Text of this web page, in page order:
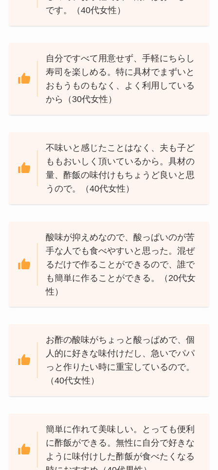
です。（40代女性）
自分ですべて用意せず、手軽にちらし
寿司を楽しめる。特に具材でまずいと
おもうものもなく、よく利用している
から（30代女性）
不味いと感じたことはなく、夫も子ど
ももおいしく頂いているから。具材の
量、酢飯の味付けもちょうど良いと思
うので。（40代女性）
酸味が抑えめなので、酸っぱいのが苦
手な人でも食べやすいと思った。混ぜ
るだけで作ることができるので、誰で
も簡単に作ることができる。（20代女
性）
お酢の酸味がちょっと酸っぱめで、個
人的に好きな味付けだし、急いでパパ
っと作りたい時に重宝しているので。
（40代女性）
簡単に作れて美味しい。とっても便利
に酢飯ができる。無性に自分で好きな
ように味付けした酢飯が食べたくなる